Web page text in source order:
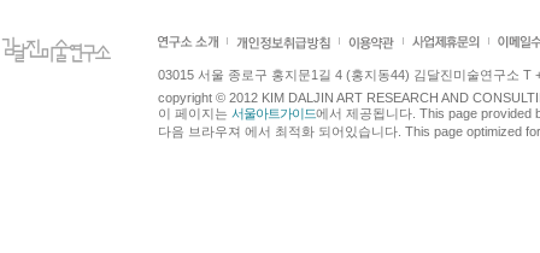
03015 서울 종로구 홍지문1길 4 (홍지동44) 김달진미술연구소 T
copyright © 2012 KIM DALJIN ART RESEARCH AND
이 페이지는 서울아트가이드에서 제공됩니다. This page provided
다음 브라우져 에서 최적화 되어있습니다. This page optimized